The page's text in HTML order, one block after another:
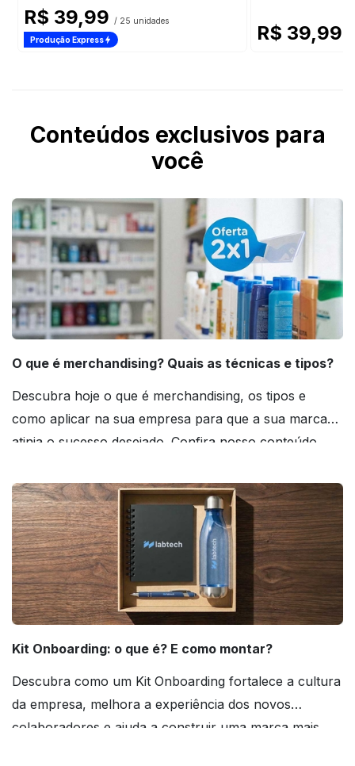
R$ 39,99 / 25 unidades
Produção Express R$ 39,99
Conteúdos exclusivos para
você
O que é merchandising? Quais as técnicas e tipos?
Descubra hoje o que é merchandising, os tipos e
como aplicar na sua empresa para que a sua marca
atinja o sucesso desejado. Confira nosso conteúdo
Kit Onboarding: o que é? E como montar?
Descubra como um Kit Onboarding fortalece a cultura
da empresa, melhora a experiência dos novos
colaboradores e ajuda a construir uma marca mais